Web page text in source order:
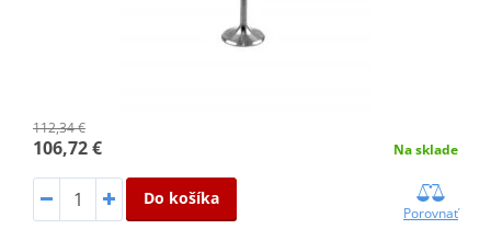
112,34 €
106,72 € Na sklade
Do košíka
Porovnať